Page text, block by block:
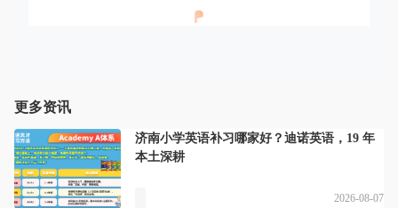
更多资讯
济南小学英语补习哪家好？迪诺英语，19 年
本土深耕
2026-08-07